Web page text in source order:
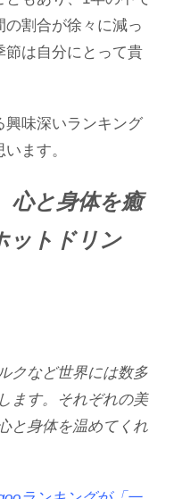
割合が徐々に減っ
節は自分にとって貴
興味深いランキング
ます。
心と身体を癒
ットドリン
クなど世界には数多
ます。それぞれの美
と身体を温めてくれ